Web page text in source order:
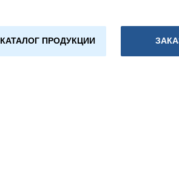
КАТАЛОГ ПРОДУКЦИИ